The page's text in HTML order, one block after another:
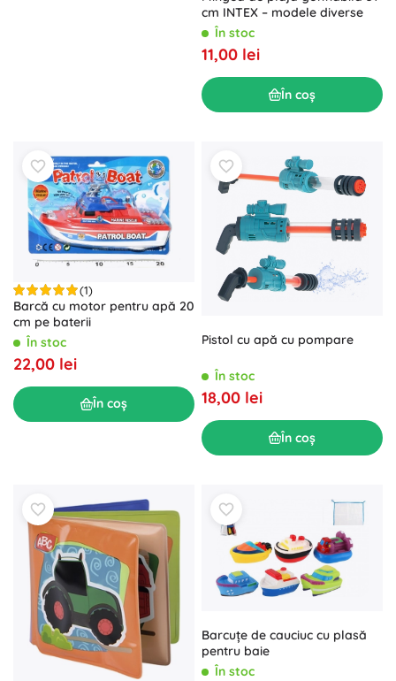
cm INTEX – modele diverse
În stoc
11,00 lei
În coș
(1)
Barcă cu motor pentru apă 20
cm pe baterii
În stoc
22,00 lei
În coș
Pistol cu apă cu pompare
În stoc
18,00 lei
În coș
Barcuțe de cauciuc cu plasă
pentru baie
În stoc